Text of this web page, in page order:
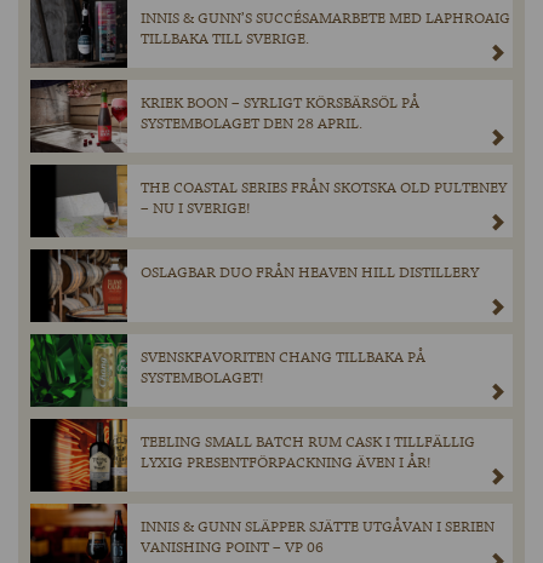
INNIS & GUNN’S SUCCÉSAMARBETE MED LAPHROAIG
TILLBAKA TILL SVERIGE.
KRIEK BOON – SYRLIGT KÖRSBÄRSÖL PÅ
SYSTEMBOLAGET DEN 28 APRIL.
THE COASTAL SERIES FRÅN SKOTSKA OLD PULTENEY
– NU I SVERIGE!
OSLAGBAR DUO FRÅN HEAVEN HILL DISTILLERY
SVENSKFAVORITEN CHANG TILLBAKA PÅ
SYSTEMBOLAGET!
TEELING SMALL BATCH RUM CASK I TILLFÄLLIG
LYXIG PRESENTFÖRPACKNING ÄVEN I ÅR!
INNIS & GUNN SLÄPPER SJÄTTE UTGÅVAN I SERIEN
VANISHING POINT – VP 06